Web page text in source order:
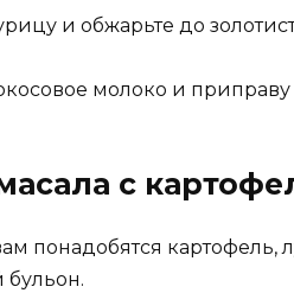
и обжарьте до
молоко и
с
понадобятся картофель,